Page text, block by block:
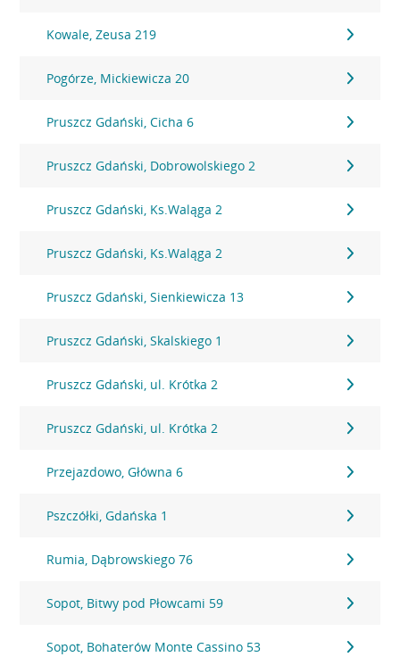
Kowale, Zeusa 219
Pogórze, Mickiewicza 20
Pruszcz Gdański, Cicha 6
Pruszcz Gdański, Dobrowolskiego 2
Pruszcz Gdański, Ks.Waląga 2
Pruszcz Gdański, Ks.Waląga 2
Pruszcz Gdański, Sienkiewicza 13
Pruszcz Gdański, Skalskiego 1
Pruszcz Gdański, ul. Krótka 2
Pruszcz Gdański, ul. Krótka 2
Przejazdowo, Główna 6
Pszczółki, Gdańska 1
Rumia, Dąbrowskiego 76
Sopot, Bitwy pod Płowcami 59
Sopot, Bohaterów Monte Cassino 53